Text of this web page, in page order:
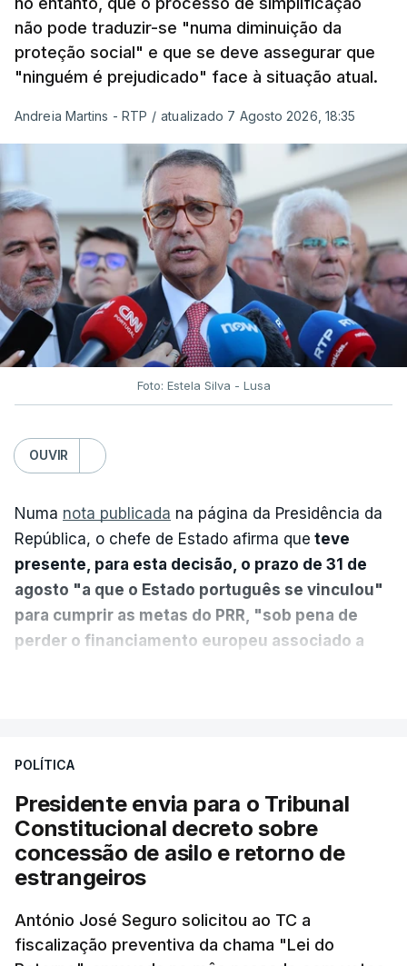
não pode traduzir-se "numa diminuição da
proteção social" e que se deve assegurar que
"ninguém é prejudicado" face à situação atual.
Andreia Martins - RTP / atualizado 7 Agosto 2026, 18:35
Foto: Estela Silva - Lusa
OUVIR
Numa nota publicada na página da Presidência da
República, o chefe de Estado afirma que teve
presente, para esta decisão, o prazo de 31 de
agosto "a que o Estado português se vinculou"
para cumprir as metas do PRR, "sob pena de
perder o financiamento europeu associado a
sistema mais simples, mais justo e transparente".
"Sempre que seja possível reduzir burocracias,
eliminar sobreposições e garantir que os apoios
chegam a quem mais necessita, estaremos a dar
um passo na direção certa", argumenta o
Presidente da República.
POLÍTICA
Presidente envia para o Tribunal
Constitucional decreto sobre
concessão de asilo e retorno de
estrangeiros
António José Seguro solicitou ao TC a
fiscalização preventiva da chama "Lei do